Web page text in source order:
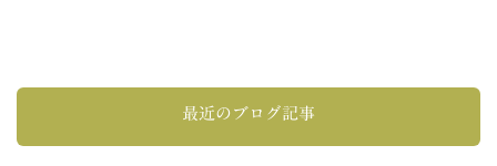
最近のブログ記事